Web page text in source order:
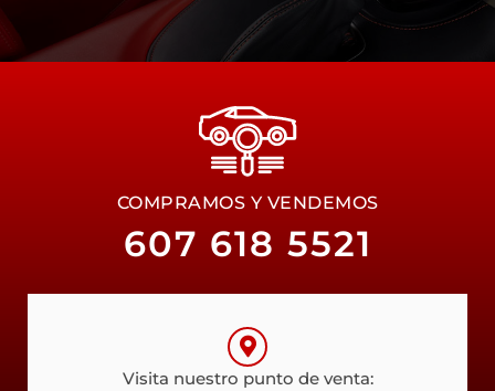
COMPRAMOS Y VENDEMOS
607 618 5521
Visita nuestro punto de venta: